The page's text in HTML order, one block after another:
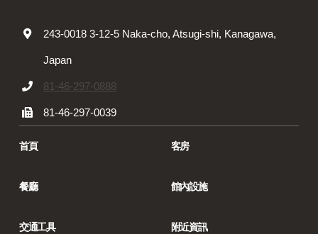
243-0018 3-12-5 Naka-cho, Atsugi-shi, Kanagawa,
Japan
81-46-297-0888
81-46-297-0039
首頁 客房
餐廳 館內設施
交通工具 附近資訊